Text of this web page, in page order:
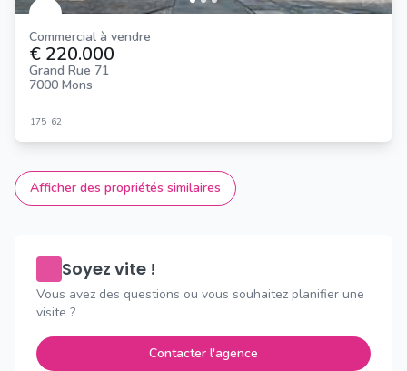
Commercial à vendre
€ 220.000
Grand Rue 71
7000 Mons
175 62
Afficher des propriétés similaires
Soyez vite !
Vous avez des questions ou vous souhaitez planifier une
visite ?
Contacter l'agence